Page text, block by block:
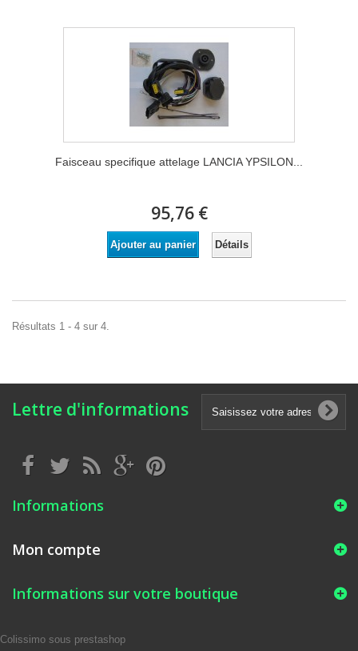
Faisceau specifique attelage LANCIA YPSILON...
95,76 €
Ajouter au panier Détails
Résultats 1 - 4 sur 4.
Lettre d'informations
Informations
Mon compte
Informations sur votre boutique
Colissimo sous prestashop